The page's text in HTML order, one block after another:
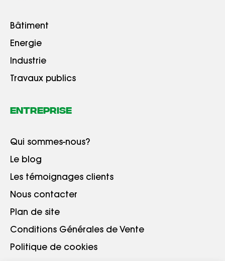
Bâtiment
Energie
Industrie
Travaux publics
Entreprise
Qui sommes-nous?
Le blog
Les témoignages clients
Nous contacter
Plan de site
Conditions Générales de Vente
Politique de cookies